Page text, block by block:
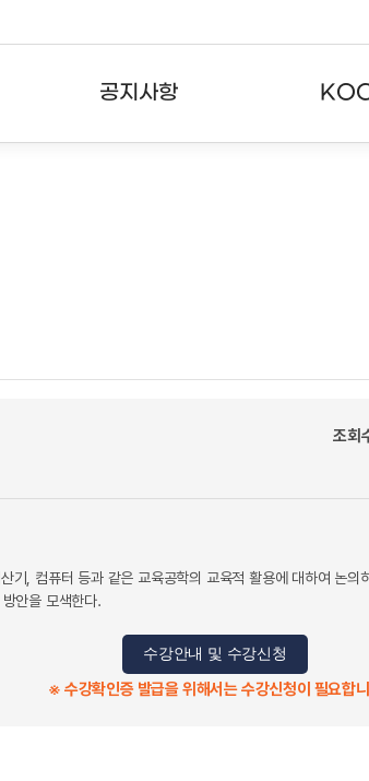
공지사항
조회
기, 컴퓨터 등과 같은 교육공학의 교육적 활용에 대하여 논
안을 모색한다.
수강안내 및 수강신청
※ 수강확인증 발급을 위해서는 수강신청이 필요합